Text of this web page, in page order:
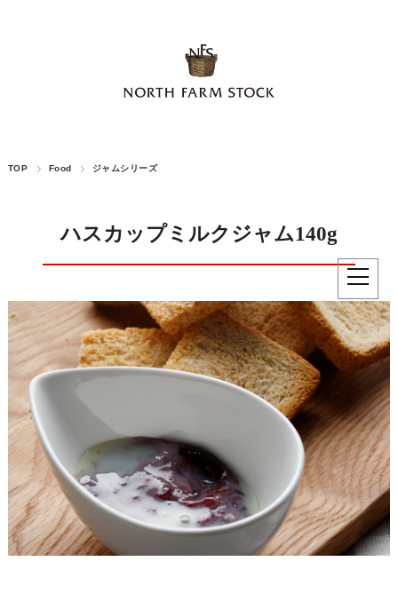
TOP Food ジャムシリーズ
ハスカップミルクジャム140g